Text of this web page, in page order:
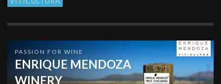
PASSION FOR WINE
ENRIQUE MENDOZA
WINERY